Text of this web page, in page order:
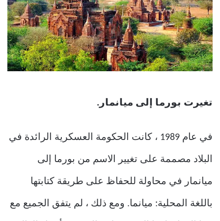
تغيرت بورما إلى ميانمار.
في عام 1989 ، كانت الحكومة العسكرية الرائدة في
البلاد مصممة على تغيير الاسم من بورما إلى
ميانمار في محاولة للحفاظ على طريقة كتابتها
باللغة المحلية: ميانما. ومع ذلك ، لم يتفق الجميع مع